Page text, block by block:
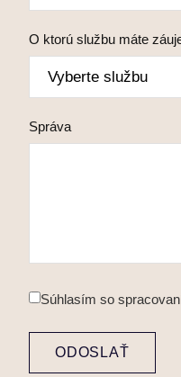
O ktorú službu máte
Správa
Súhlasím so
ODOSLAŤ